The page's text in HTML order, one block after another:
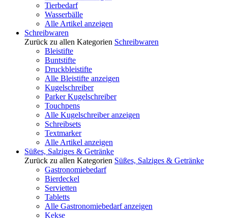
Tierbedarf
Wasserbälle
Alle Artikel anzeigen
Schreibwaren
Zurück zu allen Kategorien Schreibwaren
Bleistifte
Buntstifte
Druckbleistifte
Alle Bleistifte anzeigen
Kugelschreiber
Parker Kugelschreiber
Touchpens
Alle Kugelschreiber anzeigen
Schreibsets
Textmarker
Alle Artikel anzeigen
Süßes, Salziges & Getränke
Zurück zu allen Kategorien Süßes, Salziges & Getränke
Gastronomiebedarf
Bierdeckel
Servietten
Tabletts
Alle Gastronomiebedarf anzeigen
Kekse